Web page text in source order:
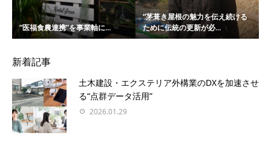
“医福食農連携”を事業軸に...
“茅葺き屋根の魅力を伝え続ける
ために伝統の更新が必...
新着記事
土木建設・エクステリア外構業のDXを加速させ
る“点群データ活用”
2026.01.29